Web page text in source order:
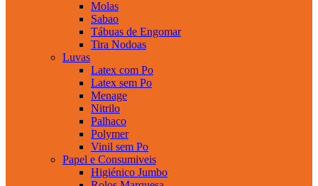
Molas
Sabao
Tábuas de Engomar
Tira Nodoas
Luvas
Latex com Po
Latex sem Po
Menage
Nitrilo
Palhaco
Polymer
Vinil sem Po
Papel e Consumiveis
Higiénico Jumbo